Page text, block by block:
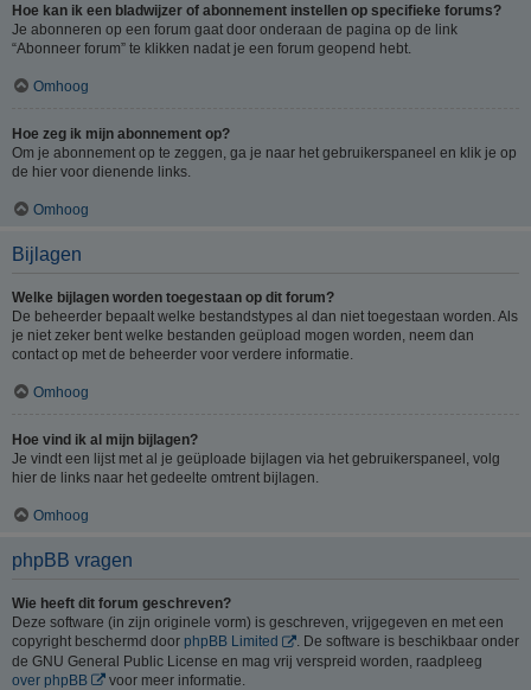
Hoe kan ik een bladwijzer of abonnement instellen op specifieke forums?
Je abonneren op een forum gaat door onderaan de pagina op de link
“Abonneer forum” te klikken nadat je een forum geopend hebt.
Omhoog
Hoe zeg ik mijn abonnement op?
Om je abonnement op te zeggen, ga je naar het gebruikerspaneel en klik je op
de hier voor dienende links.
Omhoog
Bijlagen
Welke bijlagen worden toegestaan op dit forum?
De beheerder bepaalt welke bestandstypes al dan niet toegestaan worden. Als
je niet zeker bent welke bestanden geüpload mogen worden, neem dan
contact op met de beheerder voor verdere informatie.
Omhoog
Hoe vind ik al mijn bijlagen?
Je vindt een lijst met al je geüploade bijlagen via het gebruikerspaneel, volg
hier de links naar het gedeelte omtrent bijlagen.
Omhoog
phpBB vragen
Wie heeft dit forum geschreven?
Deze software (in zijn originele vorm) is geschreven, vrijgegeven en met een
copyright beschermd door phpBB Limited
. De software is beschikbaar onder
de GNU General Public License en mag vrij verspreid worden, raadpleeg
over phpBB
voor meer informatie.